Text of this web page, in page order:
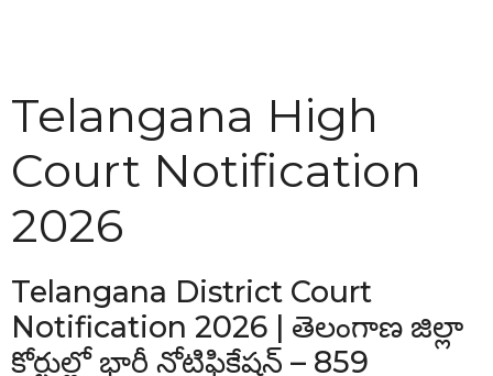
Telangana High
Court Notification
2026
Telangana District Court
Notification 2026 | తెలంగాణ జిల్లా
కోర్టుల్లో భారీ నోటిఫికేషన్ – 859